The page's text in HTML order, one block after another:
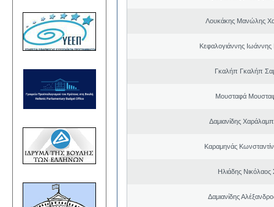
Λουκάκης Μανώλης
Κεφαλογιάννης Ιωάννης
Γκαλήπ Γκαλήπ
Μουσταφά
Δαμιανίδης
Καραμηνάς
Ηλιάδης Νικόλαος
Δαμιανίδης